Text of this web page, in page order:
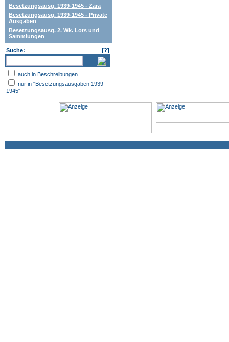
Besetzungsausg. 1939-1945 - Zara
Besetzungsausg. 1939-1945 - Private
Ausgaben
Besetzungsausg. 2. Wk. Lots und
Sammlungen
Suche: [?]
auch in Beschreibungen
nur in "Besetzungsausgaben 1939-
1945"